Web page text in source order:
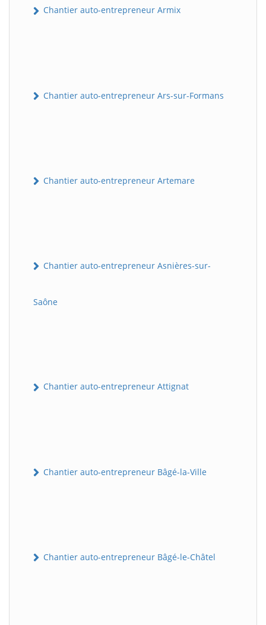
Chantier auto-entrepreneur Armix
Chantier auto-entrepreneur Ars-sur-Formans
Chantier auto-entrepreneur Artemare
Chantier auto-entrepreneur Asnières-sur-
Saône
Chantier auto-entrepreneur Attignat
Chantier auto-entrepreneur Bâgé-la-Ville
Chantier auto-entrepreneur Bâgé-le-Châtel